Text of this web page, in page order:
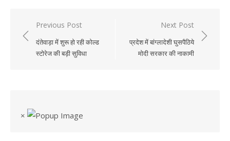
Post
navigation
Previous Post
दंतेवाड़ा में शुरू हो रही कोल्ड
स्टोरेज की बड़ी सुविधा
Next Post
प्रदेश में बांग्लादेशी घुसपैठिये
मोदी सरकार की नाकामी
×